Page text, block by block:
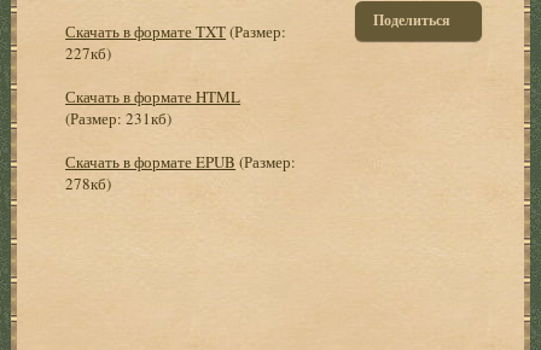
Скачать в формате TXT(Размер:
227кб)
Скачать в формате HTML
(Размер: 231кб)
Скачать в формате EPUB (Размер:
278кб)
Поделиться